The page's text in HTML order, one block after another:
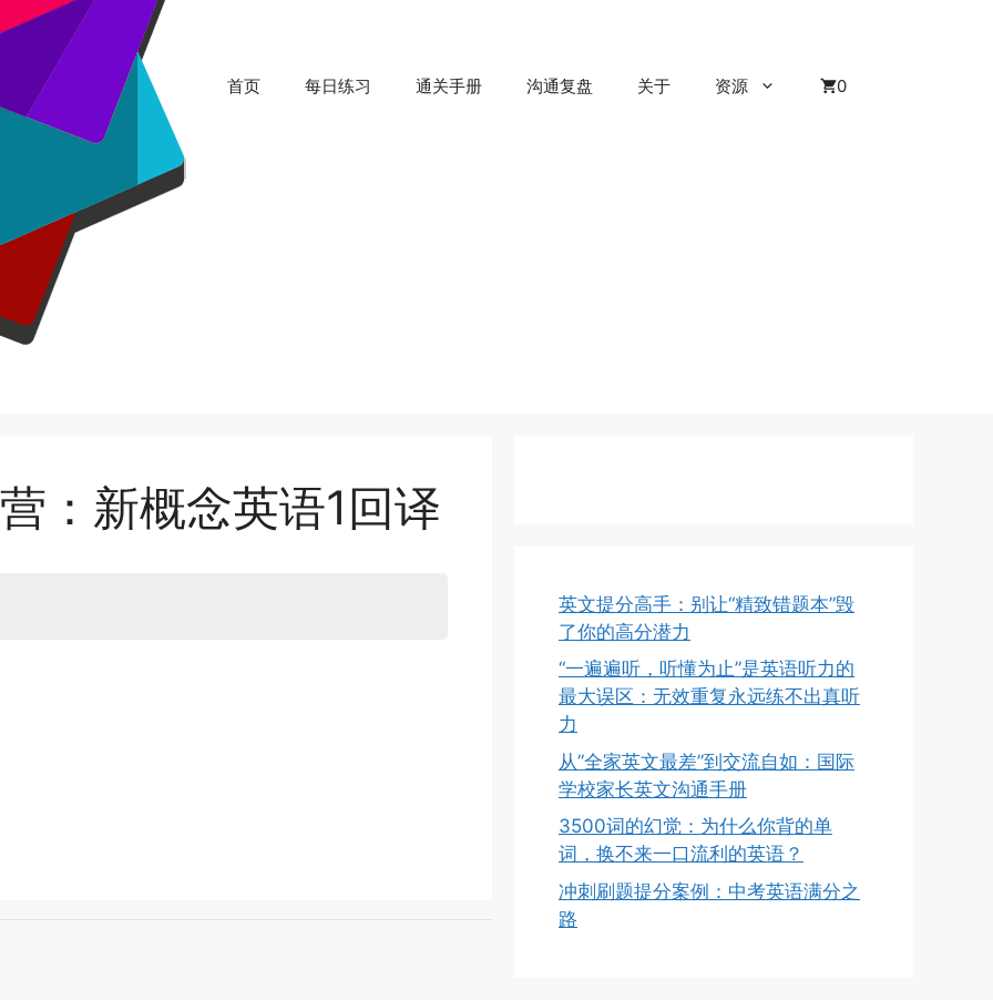
首页 每日练习 通关手册 沟通复盘 关于 资源 0
：新概念英语1回译
英文提分高手：别让“精致错题本”毁
了你的高分潜力
“一遍遍听，听懂为止”是英语听力的
最大误区：无效重复永远练不出真听
力
从”全家英文最差”到交流自如：国际
学校家长英文沟通手册
3500词的幻觉：为什么你背的单
词，换不来一口流利的英语？
冲刺刷题提分案例：中考英语满分之
路